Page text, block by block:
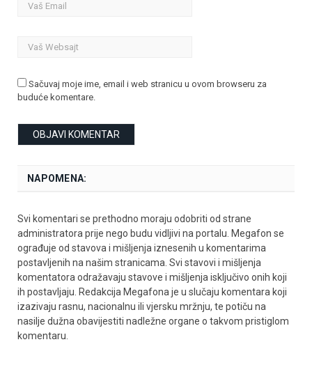
Sačuvaj moje ime, email i web stranicu u ovom browseru za
buduće komentare.
NAPOMENA:
Svi komentari se prethodno moraju odobriti od strane
administratora prije nego budu vidljivi na portalu. Megafon se
ograđuje od stavova i mišljenja iznesenih u komentarima
postavljenih na našim stranicama. Svi stavovi i mišljenja
komentatora odražavaju stavove i mišljenja isključivo onih koji
ih postavljaju. Redakcija Megafona je u slučaju komentara koji
izazivaju rasnu, nacionalnu ili vjersku mržnju, te potiču na
nasilje dužna obavijestiti nadležne organe o takvom pristiglom
komentaru.